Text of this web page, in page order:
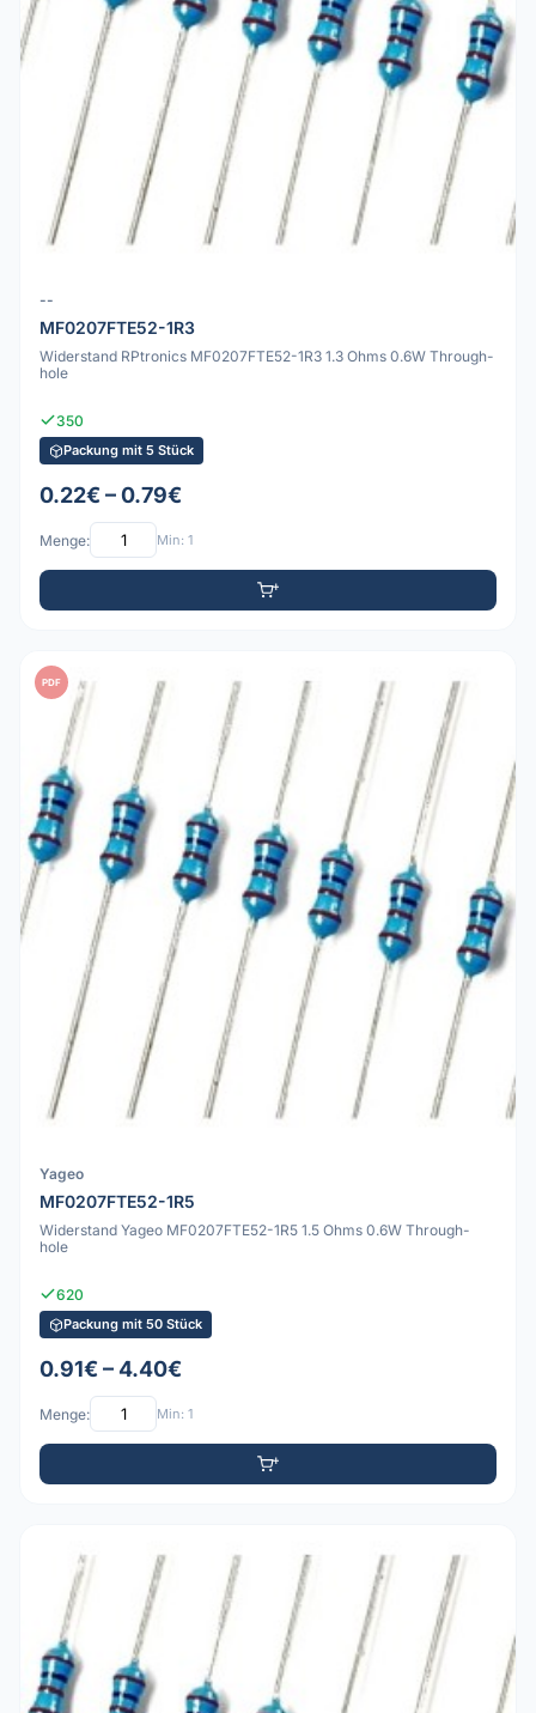
--
MF0207FTE52-1R3
Widerstand RPtronics MF0207FTE52-1R3 1.3 Ohms 0.6W Through-
hole
350
Packung mit 5 Stück
0.22€ – 0.79€
Menge: Min: 1
PDF
Yageo
MF0207FTE52-1R5
Widerstand Yageo MF0207FTE52-1R5 1.5 Ohms 0.6W Through-
hole
620
Packung mit 50 Stück
0.91€ – 4.40€
Menge: Min: 1